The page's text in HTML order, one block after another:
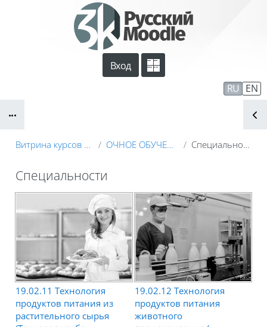
Перейти к основному содержанию
Вход
RU EN
Витрина курсов 3KL ОЧНОЕ ОБУЧЕНИЕ Специальности
Специальности
Блоки
19.02.11 Технология
продуктов питания из
растительного сырья
19.02.12 Технология
продуктов питания
животного